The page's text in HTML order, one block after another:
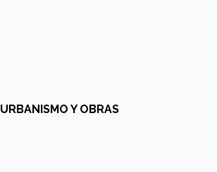
URBANISMO Y OBRAS